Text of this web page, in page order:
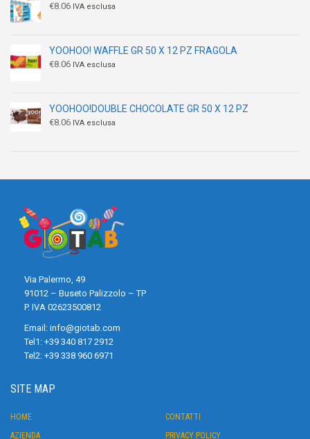
€8.06 IVA esclusa
YOOHOO! WAFFLE GR 50 X 12 PZ FRAGOLA
€8.06 IVA esclusa
YOOHOO!DOUBLE CHOCOLATE GR 50 X 12 PZ
€8.06 IVA esclusa
Via Palermo, 49
91012 – Buseto Palizzolo – TP
P. IVA 02623500812
Email: info@giotab.com
Tel1: +39 340 817 2912
Tel2: +39 338 960 6971
SITE MAP
HOME
AZIENDA
CONTATTI
PRIVACY POLICY